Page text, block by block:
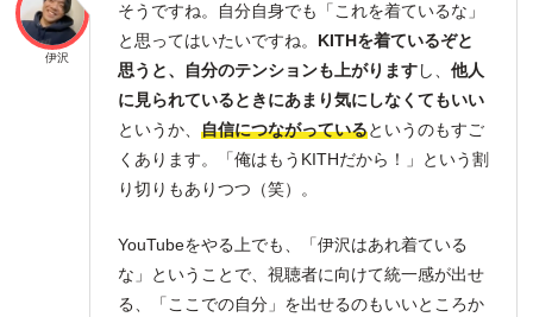
伊沢
そうですね。自分自身でも「これを着ているな」
と思ってはいたいですね。 KITHを着ているぞと
思うと、自分のテンションも上がりますし、 他人
に見られているときにあまり気にしなくてもいい
というか、 自信につながっているというのもすご
くあります。「俺はもうKITHだから！」という割
り切りもありつつ（笑）。
YouTubeをやる上でも、「伊沢はあれ着ている
な」ということで、視聴者に向けて統一感が出せ
る、「ここでの自分」を出せるのもいいところか